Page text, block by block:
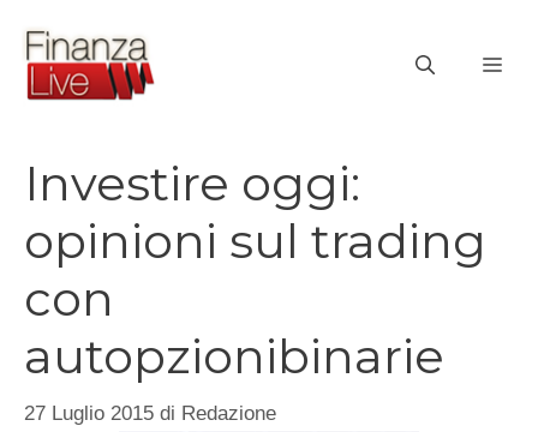
contenuto
Investire oggi:
opinioni sul trading
con
autopzionibinarie
27 Luglio 2015 di Redazione